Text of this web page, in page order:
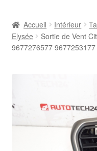
Contact
Accueil Intérieur
Elysée
Sortie de Vent
9677276577 9677253177